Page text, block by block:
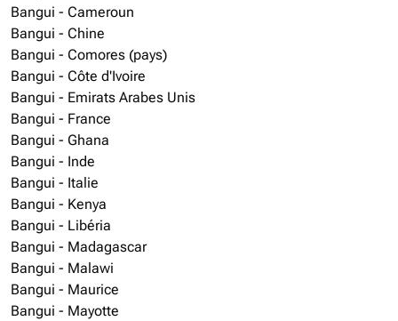
Bangui - Cameroun
Bangui - Chine
Bangui - Comores (pays)
Bangui - Côte d'Ivoire
Bangui - Emirats Arabes Unis
Bangui - France
Bangui - Ghana
Bangui - Inde
Bangui - Italie
Bangui - Kenya
Bangui - Libéria
Bangui - Madagascar
Bangui - Malawi
Bangui - Maurice
Bangui - Mayotte